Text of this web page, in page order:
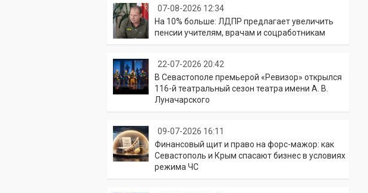
07-08-2026 12:34
На 10% больше: ЛДПР предлагает увеличить
пенсии учителям, врачам и соцработникам
22-07-2026 20:42
В Севастополе премьерой «Ревизор» открылся
116-й театральный сезон театра имени А. В.
Луначарского
09-07-2026 16:11
Финансовый щит и право на форс-мажор: как
Севастополь и Крым спасают бизнес в условиях
режима ЧС